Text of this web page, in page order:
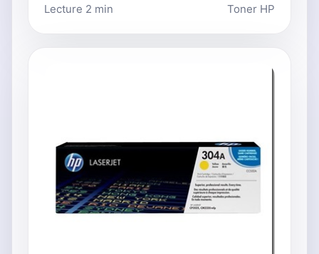
Lecture 2 min Toner HP